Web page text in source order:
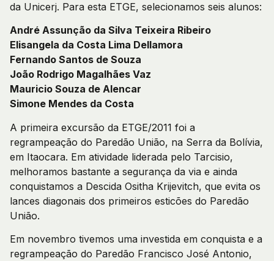
da Unicerj. Para esta ETGE, selecionamos seis alunos:
André Assunção da Silva Teixeira Ribeiro
Elisangela da Costa Lima Dellamora
Fernando Santos de Souza
João Rodrigo Magalhães Vaz
Mauricio Souza de Alencar
Simone Mendes da Costa
A primeira excursão da ETGE/2011 foi a
regrampeação do Paredão União, na Serra da Bolívia,
em Itaocara. Em atividade liderada pelo Tarcisio,
melhoramos bastante a segurança da via e ainda
conquistamos a Descida Ositha Krijevitch, que evita os
lances diagonais dos primeiros esticões do Paredão
União.
Em novembro tivemos uma investida em conquista e a
regrampeação do Paredão Francisco José Antonio,